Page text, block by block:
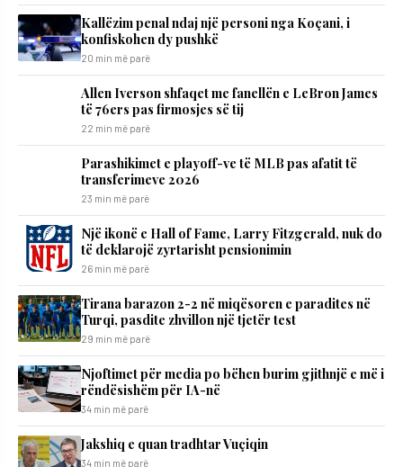
Kallëzim penal ndaj një personi nga Koçani, i
konfiskohen dy pushkë
20 min më parë
Allen Iverson shfaqet me fanellën e LeBron James
të 76ers pas firmosjes së tij
22 min më parë
Parashikimet e playoff-ve të MLB pas afatit të
transferimeve 2026
23 min më parë
Një ikonë e Hall of Fame, Larry Fitzgerald, nuk do
të deklarojë zyrtarisht pensionimin
26 min më parë
Tirana barazon 2-2 në miqësoren e paradites në
Turqi, pasdite zhvillon një tjetër test
29 min më parë
Njoftimet për media po bëhen burim gjithnjë e më i
rëndësishëm për IA-në
34 min më parë
Jakshiq e quan tradhtar Vuçiqin
34 min më parë